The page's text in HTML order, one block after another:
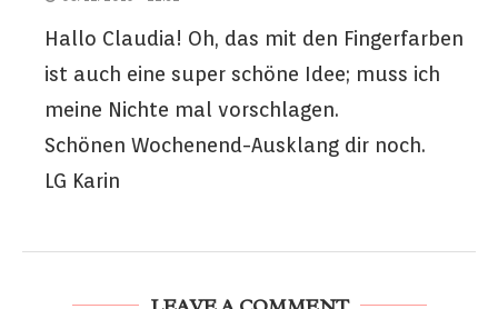
Hallo Claudia! Oh, das mit den Fingerfarben
ist auch eine super schöne Idee; muss ich
meine Nichte mal vorschlagen.
Schönen Wochenend-Ausklang dir noch.
LG Karin